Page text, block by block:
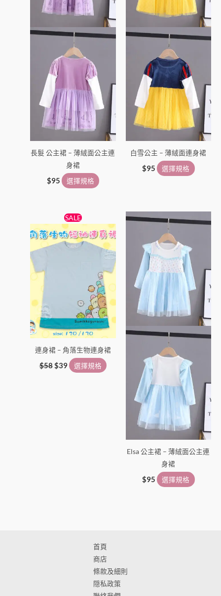
長髮 公主裙 – 薄絨面公主連
身裙
$95 選擇規格
式。
可
在
選
擇
白雪公主 – 薄絨面連身裙
$95 選擇規格
式。
可
在
產
選
擇
項
SALE
連身裙 – 角落生物連身裙
$58
始
價
格：
$58。
$39
目
前
價
格：
$39。
選擇規格
產
品
有
多
款
式。
可
在
產
品
頁
Elsa 公主裙 – 薄絨面公主連
身裙
$95 選擇規格
種
款
式。
可
在
產
選
擇
首頁
商店
條款及細則
隠私政策